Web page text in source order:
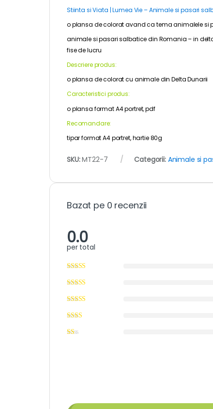
Stiinta si Viata | Lumea Vie – Animale si pasari
o plansa de colorat avand ca tema animalele si
animale si pasari salbatice din Romania – in
fise de lucru
Descriere produs:
o plansa de colorat cu animale din Delta Dunarii
Caracteristici produs:
o plansa format A4 portret, pdf
Recomandare:
tipar format A4 portret, hartie 80g
SKU:MT22-7 Categorii: Animale si
Bazat pe 0 recenzii
0.0
per total